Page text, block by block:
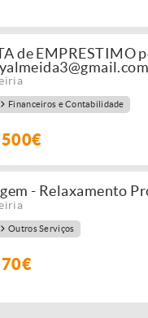
de EMPRESTIMO
Financeiros e Contabilidade
500€
- Relaxamento
Outros Serviços
70€